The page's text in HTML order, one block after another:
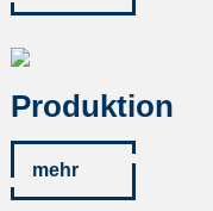
Produktion
mehr